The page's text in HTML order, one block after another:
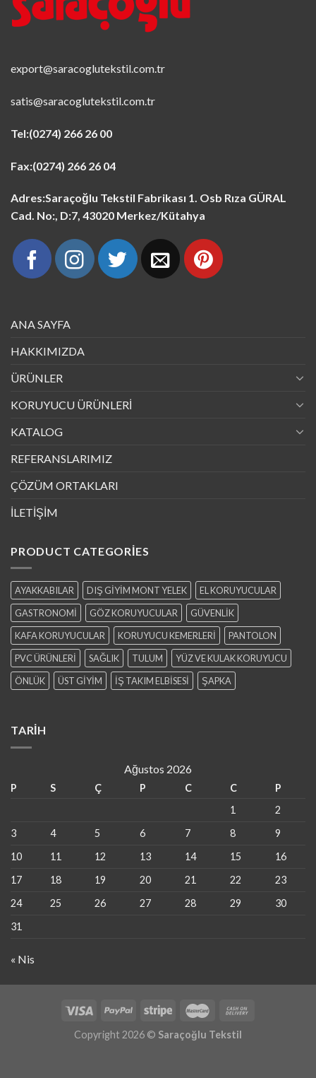
export@saracoglutekstil.com.tr
satis@saracoglutekstil.com.tr
Tel:(0274) 266 26 00
Fax:(0274) 266 26 04
Adres:Saraçoğlu Tekstil Fabrikası 1. Osb Rıza GÜRAL
Cad. No:, D:7, 43020 Merkez/Kütahya
ANA SAYFA
HAKKIMIZDA
ÜRÜNLER
KORUYUCU ÜRÜNLERİ
KATALOG
REFERANSLARIMIZ
ÇÖZÜM ORTAKLARI
İLETİŞİM
PRODUCT CATEGORIES
AYAKKABILAR DIŞ GİYİM MONT YELEK
EL KORUYUCULAR
GASTRONOMİ
GÖZ KORUYUCULAR
GÜVENLİK
KAFA KORUYUCULAR
KORUYUCU KEMERLERİ
PANTOLON
PVC ÜRÜNLERİ
SAĞLIK TULUM
YÜZ VE KULAK KORUYUCU
ÖNLÜK
ÜST GİYİM İŞ TAKIM ELBİSESİ ŞAPKA
TARIH
Ağustos 2026
P S Ç P C C
P
1
2
3
4 5 6 7 8
9
10
11 12 13 14 15
16
17
18 19 20 21 22
23
24
25 26 27 28 29
30
31
« Nis
Copyright 2026 © Saraçoğlu Tekstil